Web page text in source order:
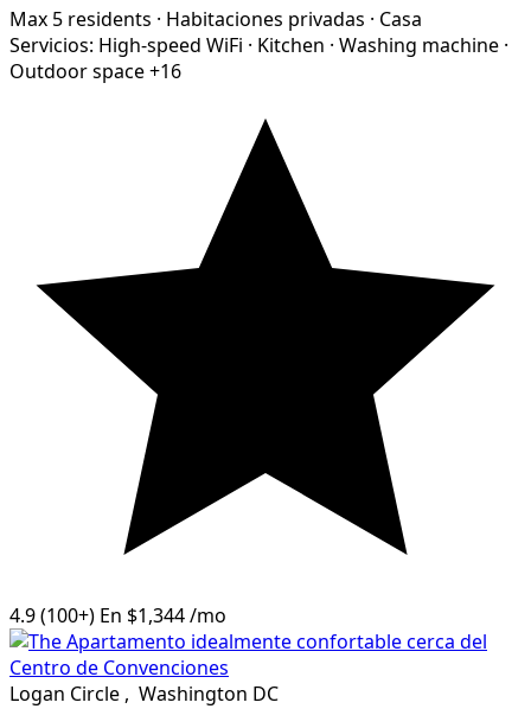
Max 5 residents · Habitaciones privadas · Casa
Servicios: High-speed WiFi · Kitchen · Washing machine ·
Outdoor space+16
4.9(100+) En $1,344/mo
Logan Circle , Washington DC